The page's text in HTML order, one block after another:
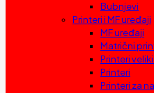
Bubnjevi
Printeri i MF uređaji
MF uređaji
Matrični
Printeri
Printeri
Printeri za